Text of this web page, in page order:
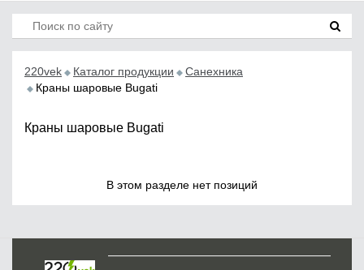
220vek Каталог продукции
Санехника
Краны шаровые Bugati
Краны шаровые Bugati
В этом разделе нет позиций